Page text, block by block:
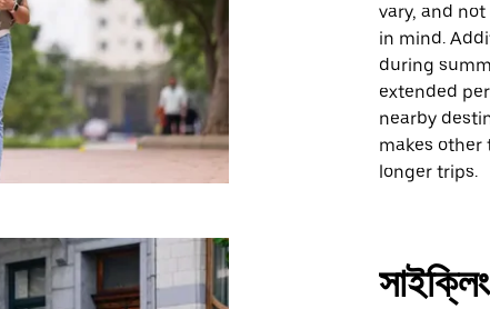
vary, and
in mind.
during
extended
nearby
makes
longer trips.
সাইক্লিং